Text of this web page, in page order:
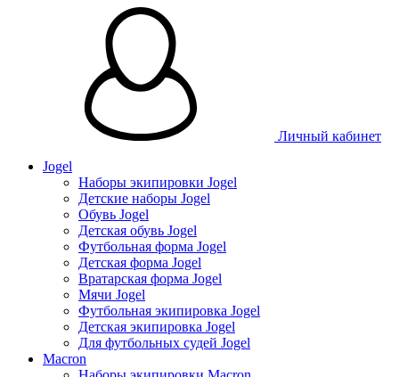
Личный кабинет
Jogel
Наборы экипировки Jogel
Детские наборы Jogel
Обувь Jogel
Детская обувь Jogel
Футбольная форма Jogel
Детская форма Jogel
Вратарская форма Jogel
Мячи Jogel
Футбольная экипировка Jogel
Детская экипировка Jogel
Для футбольных судей Jogel
Macron